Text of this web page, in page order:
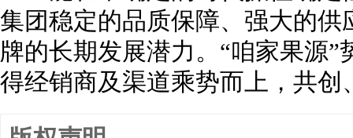
集团稳定的品质保障、强大的
牌的长期发展潜力。“咱家果源
得经销商及渠道乘势而上，共创